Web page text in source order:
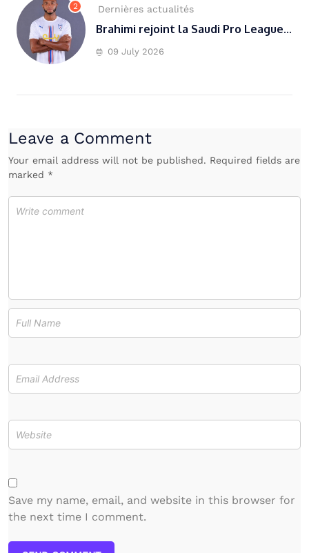
2 Dernières actualités
Brahimi rejoint la Saudi Pro League...
09 July 2026
Leave a Comment
Your email address will not be published. Required fields are
marked *
Save my name, email, and website in this browser for
the next time I comment.